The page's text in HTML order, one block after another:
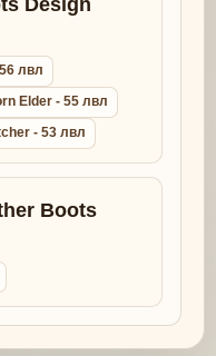
лвл
Elder - 55 лвл
- 53 лвл
Boots